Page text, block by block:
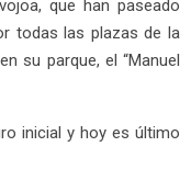
que han paseado
todas las plazas de la
su parque, el “Manuel
inicial y hoy es último